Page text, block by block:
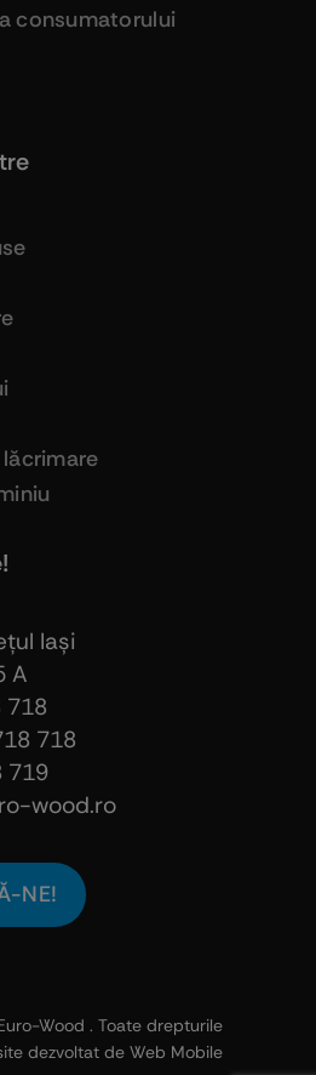
consumatorului
Iaşi
A
718
718
719
wood.ro
NE!
Wood . Toate drepturile
dezvoltat de Web Mobile